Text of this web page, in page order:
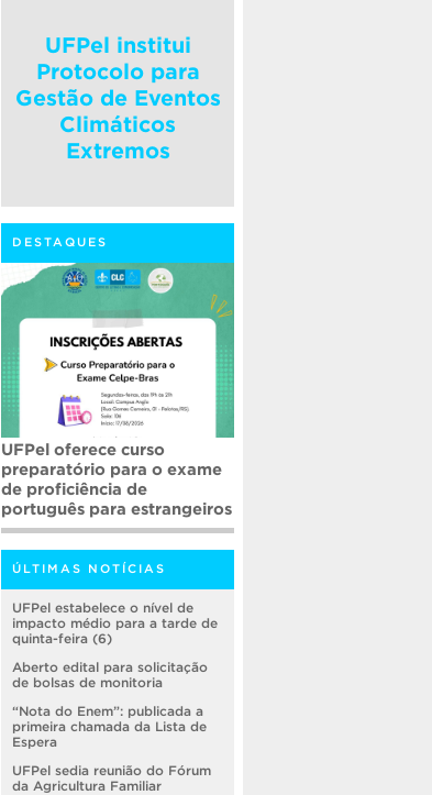
UFPel institui
Protocolo para
Gestão de Eventos
Climáticos
Extremos
DESTAQUES
UFPel oferece curso
preparatório para o exame
de proficiência de
português para estrangeiros
ÚLTIMAS NOTÍCIAS
UFPel estabelece o nível de
impacto médio para a tarde de
quinta-feira (6)
Aberto edital para solicitação
de bolsas de monitoria
“Nota do Enem”: publicada a
primeira chamada da Lista de
Espera
UFPel sedia reunião do Fórum
da Agricultura Familiar